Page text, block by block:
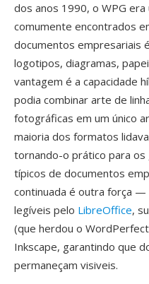
dos anos 1990, o WPG
comumente encontrados
documentos empresariais
logotipos, diagramas,
vantagem é a capacidade
podia combinar arte de
fotográficas em um único
maioria dos formatos
tornando-o prático para
típicos de documentos
continuada é outra força —
legíveis pelo LibreOffice,
(que herdou o
Inkscape, garantindo que
permaneçam visiveis.